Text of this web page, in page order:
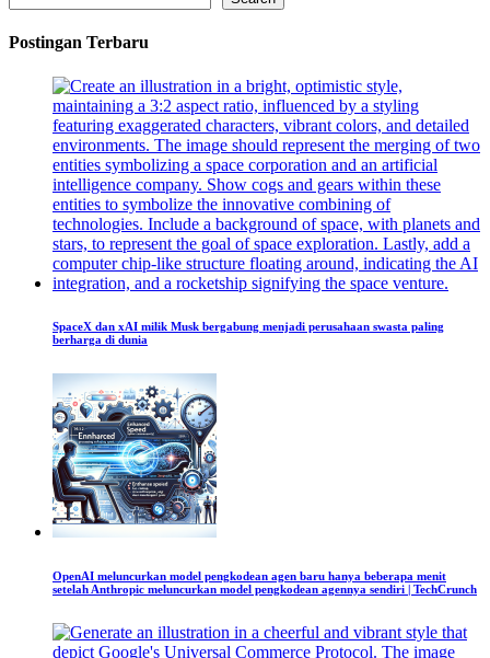
Postingan Terbaru
SpaceX dan xAI milik Musk bergabung menjadi perusahaan swasta paling
berharga di dunia
OpenAI meluncurkan model pengkodean agen baru hanya beberapa menit
setelah Anthropic meluncurkan model pengkodean agennya sendiri | TechCrunch